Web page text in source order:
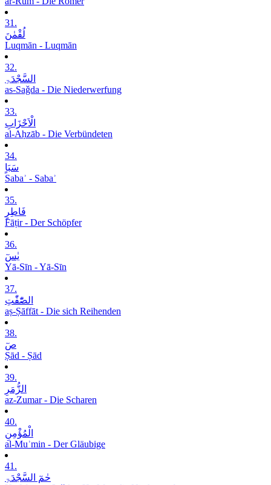
31.
لُقْمٰنَ
Luqmān - Luqmān
32.
السَّجْدَۃِ
as-Saǧda - Die Niederwerfung
33.
الْاَحْزَابِ
al-Aḥzāb - Die Verbündeten
34.
سَبَاٍ
Sabaʾ - Sabaʾ
35.
فَاطِرٍ
Fāṭir - Der Schöpfer
36.
یٰسٓ
Yā-Sīn - Yā-Sīn
37.
الصّٰٓفّٰتِ
aṣ-Ṣāffāt - Die sich Reihenden
38.
صٓ
Ṣād - Ṣād
39.
الزُّمَرِ
az-Zumar - Die Scharen
40.
الْمُؤْمِنِ
al-Muʾmin - Der Gläubige
41.
حٰمٓ السَّجْدَۃِ